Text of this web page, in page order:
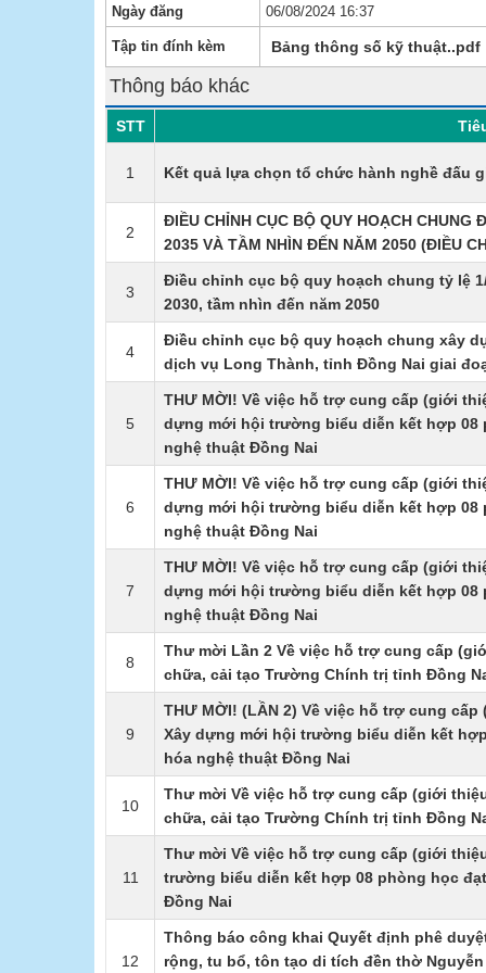
Ngày đăng 06/08/2024 16:37
Tập tin đính kèm Bảng thông số kỹ thuật..pdf
Thông báo khác
STT
1 Kết quả lựa chọn tổ chức hành nghề đấu
2
ĐIỀU CHỈNH CỤC BỘ QUY HOẠCH
2035 VÀ TẦM NHÌN ĐẾN NĂM 2050 (ĐIỀU
3
Điều chỉnh cục bộ quy hoạch chung tỷ lệ
2030, tầm nhìn đến năm 2050
4
Điều chỉnh cục bộ quy hoạch chung xây
dịch vụ Long Thành, tỉnh Đồng Nai giai
5
​THƯ MỜI! Về việc hỗ trợ cung cấp (giới
dựng mới hội trường biểu diễn kết hợp 08
nghệ thuật Đồng Nai
6
​THƯ MỜI! Về việc hỗ trợ cung cấp (giới
dựng mới hội trường biểu diễn kết hợp 08
nghệ thuật Đồng Nai
7
THƯ MỜI! Về việc hỗ trợ cung cấp (giới
dựng mới hội trường biểu diễn kết hợp 08
nghệ thuật Đồng Nai
8
Thư mời Lần 2 Về việc hỗ trợ cung cấp
chữa, cải tạo Trường Chính trị tỉnh Đồng
9
THƯ MỜI! (LẦN 2) Về việc hỗ trợ cung
Xây dựng mới hội trường biểu diễn kết
hóa nghệ thuật Đồng Nai
10
Thư mời Về việc hỗ trợ cung cấp (giới
chữa, cải tạo Trường Chính trị tỉnh Đồng
11
Thư mời Về việc hỗ trợ cung cấp (giới
trường biểu diễn kết hợp 08 phòng học
Đồng Nai
12
Thông báo công khai ​Quyết định phê
rộng, tu bổ, tôn tạo di tích đền thờ